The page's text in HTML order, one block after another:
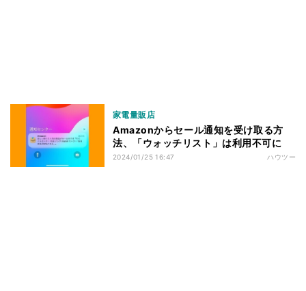
家電量販店
Amazonからセール通知を受け取る方
法、「ウォッチリスト」は利用不可に
2024/01/25 16:47 ハウツー